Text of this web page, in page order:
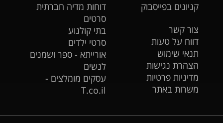
קניונים בפייסבוק
צור קשר
דווח על טעות
תנאי שימוש
הצהרת נגישות
מדיניות פרטיות
משרות באתר
דוחות מדיה חברתית
סרטים
בתי קולנוע
סרטי ילדים
אורייתא - ספר ושמנים
לנשים
עסקים מומלצים -
T.co.il